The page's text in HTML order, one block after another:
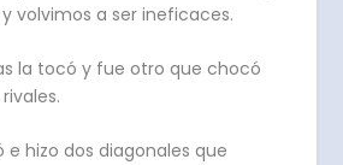
volvimos a ser ineficaces.
la tocó y fue otro que chocó
e hizo dos diagonales que